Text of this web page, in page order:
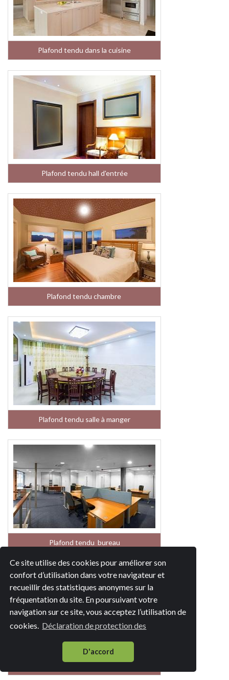
Ce site utilise des cookies pour améliorer son
confort d’utilisation dans votre navigateur et
recueillir des statistiques anonymes sur la
fréquentation du site. En poursuivant votre
navigation sur ce site, vous acceptez l’utilisation de
cookies. Déclaration de protection des
D'accord
Plafond tendu dans la cuisine
Plafond tendu hall d'entrée
Plafond tendu chambre
Plafond tendu salle à manger
Plafond tendu bureau